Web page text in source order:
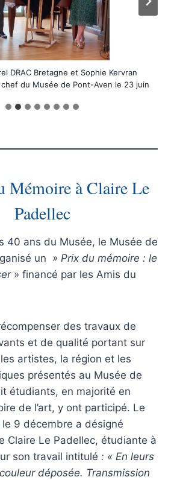
Roberston par Emile Bernard
DRAC Bretagne et Sophie Kervran
du Musée de Pont-Aven le 23 juin
Bellec, Président de Concarneau
Agglomération le 23 juin 2025
Quentin Jagorel DRAC de Bretagne
Dautel, Vice-Président de CCA
et Maire de Pont-Aven
Président des Amis du Musée
Glouannec et Sophie Kervran
O. Bellec, Q. Jagorel, S. Kervran
Mémoire à Claire Le
Padellec
40 ans du Musée, le Musée de
un » Prix du mémoire : le
» financé par les Amis du
des travaux de
et de qualité portant sur
artistes, la région et les
présentés au Musée de
étudiants, en majorité en
de l’art, y ont participé. Le
9 décembre a désigné
Claire Le Padellec, étudiante à
son travail intitulé : « En leurs
déposée. Transmission